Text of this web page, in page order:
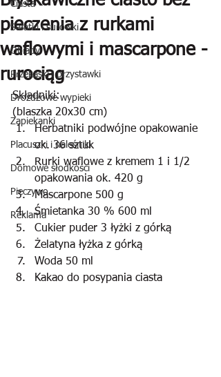
Ciasta
Sałatki i surówki
Obiady
Przekąski i przystawki
Drożdżowe wypieki
Zapiekanki
Placuszki i naleśniki
Domowe słodkości
Pieczywo
Reklama
pieczenia z rurkami
waflowymi i mascarpone -
rurociąg
Składniki:
(blaszka 20x30 cm)
Herbatniki podwójne opakowanie
ok. 36 sztuk
Rurki waflowe z kremem 1 i 1/2
opakowania ok. 420 g
Mascarpone 500 g
Śmietanka 30 % 600 ml
Cukier puder 3 łyżki z górką
Żelatyna łyżka z górką
Woda 50 ml
Kakao do posypania ciasta